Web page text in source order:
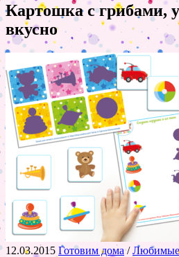
Картошка с грибами,
вкусно
12.03.2015 Готовим дома/Любимые